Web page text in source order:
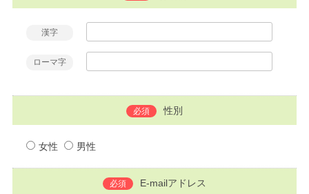
漢字
ローマ字
必須 性別
女性 男性
必須 E-mailアドレス